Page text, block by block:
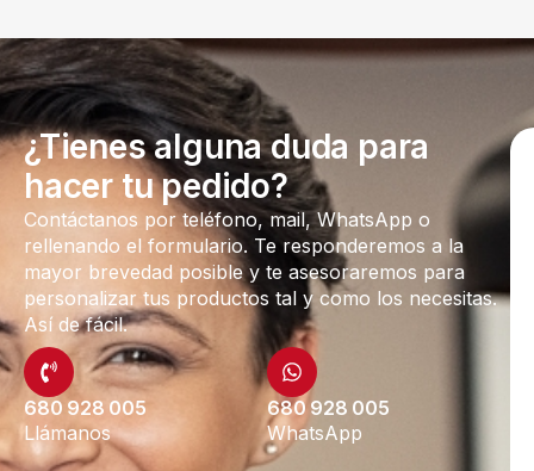
¿Tienes alguna duda para
hacer tu pedido?
Contáctanos por teléfono, mail, WhatsApp o
rellenando el formulario. Te responderemos a la
mayor brevedad posible y te asesoraremos para
personalizar tus productos tal y como los necesitas.
Así de fácil.
680 928 005
Llámanos
680 928 005
WhatsApp